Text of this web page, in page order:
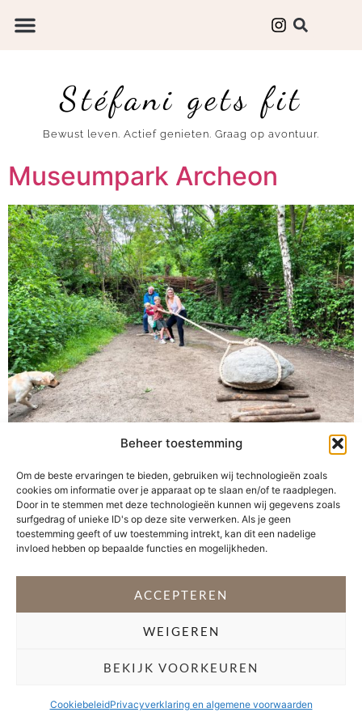
Beheer toestemming
Om de beste ervaringen te bieden, gebruiken wij technologieën zoals
cookies om informatie over je apparaat op te slaan en/of te raadplegen.
Door in te stemmen met deze technologieën kunnen wij gegevens zoals
surfgedrag of unieke ID's op deze site verwerken. Als je geen
toestemming geeft of uw toestemming intrekt, kan dit een nadelige
invloed hebben op bepaalde functies en mogelijkheden.
ACCEPTEREN
WEIGEREN
BEKIJK VOORKEUREN
CookiebeleidPrivacyverklaring en algemene voorwaarden
Stéfani gets fit
Bewust leven. Actief genieten. Graag op avontuur.
Museumpark Archeon
geschiedenis in Museumpark Archeon. We kwamen heel
dicht bij de Romeinen en namen een duik in de
middeleeuwen. Alles in dit museum is gebaseerd op
archeologische vondsten. Alle gebouwen zijn
reconstructies uit de geschiedenis. Je waant je hier dus
écht in het verleden. Je maakt niet […]
Copyright 2026 Stéfani Warning – Privacyverklaring